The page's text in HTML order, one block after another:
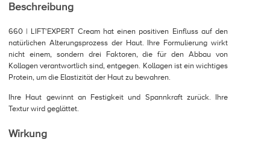
Beschreibung
660 | LIFT'EXPERT Cream hat einen positiven Einfluss auf den
natürlichen Alterungsprozess der Haut. Ihre Formulierung wirkt
nicht einem, sondern drei Faktoren, die für den Abbau von
Kollagen verantwortlich sind, entgegen. Kollagen ist ein wichtiges
Protein, um die Elastizität der Haut zu bewahren.
Ihre Haut gewinnt an Festigkeit und Spannkraft zurück. Ihre
Textur wird geglättet.
Wirkung